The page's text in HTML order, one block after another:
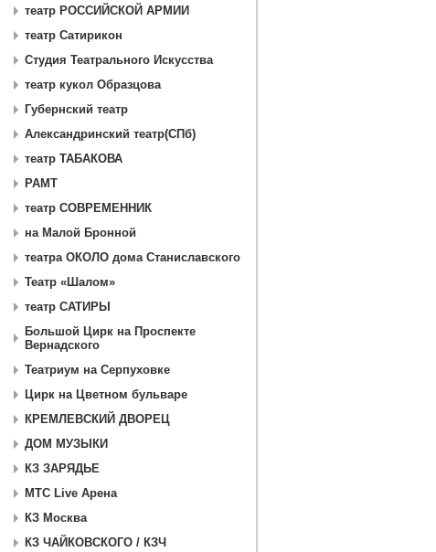
театр РОССИЙСКОЙ АРМИИ
театр Сатирикон
Студия Театрального Искусства
театр кукол Образцова
Губернский театр
Александринский театр(СПб)
театр ТАБАКОВА
РАМТ
театр СОВРЕМЕННИК
на Малой Бронной
театра ОКОЛО дома Станиславского
Театр «Шалом»
театр САТИРЫ
Большой Цирк на Проспекте
Вернадского
Театриум на Серпуховке
Цирк на Цветном бульваре
КРЕМЛЕВСКИЙ ДВОРЕЦ
ДОМ МУЗЫКИ
КЗ ЗАРЯДЬЕ
МТС Live Арена
КЗ Москва
КЗ ЧАЙКОВСКОГО / КЗЧ